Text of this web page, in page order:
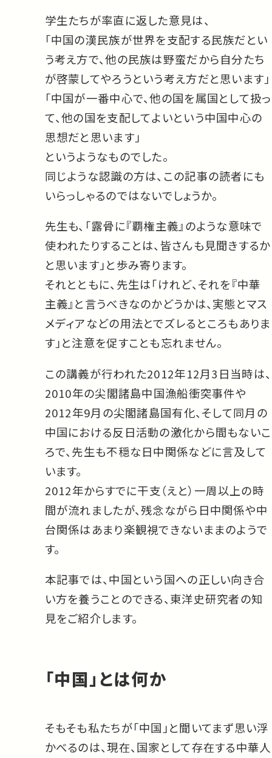
学生たちが率直に返した意見は、
「中国の漢民族が世界を支配する民族だとい
う考え方で、他の民族は野蛮だから自分たち
が啓蒙してやろうという考え方だと思います」
「中国が一番中心で、他の国を属国として扱っ
て、他の国を支配してよいという中国中心の
思想だと思います」
というようなものでした。
同じような認識の方は、この記事の読者にも
いらっしゃるのではないでしょうか。
先生も、「露骨に『覇権主義』のような意味で
使われたりすることは、皆さんも見聞きするか
と思います」と歩み寄ります。
それとともに、先生は「けれど、それを『中華
主義』と言うべきなのかどうかは、実態とマス
メディアなどの用法とでズレるところもありま
す」と注意を促すことも忘れません。
この講義が行われた2012年12月3日当時は、
2010年の尖閣諸島中国漁船衝突事件や
2012年9月の尖閣諸島国有化、そして同月の
中国における反日活動の激化から間もないこ
ろで、先生も不穏な日中関係などに言及して
います。
2012年からすでに干支（えと）一周以上の時
間が流れましたが、残念ながら日中関係や中
台関係はあまり楽観視できないままのようで
す。
本記事では、中国という国への正しい向き合
い方を養うことのできる、東洋史研究者の知
見をご紹介します。
「中国」とは何か
そもそも私たちが「中国」と聞いてまず思い浮
かべるのは、現在、国家として存在する中華人